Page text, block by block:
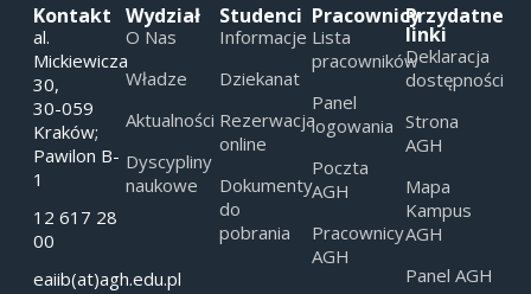
Kontakt
al.
Mickiewicza
30,
30-059
Kraków;
Pawilon B-
1
12 617 28
00
eaiib(at)agh.edu.pl
Wydział
O Nas
Władze
Aktualności
Dyscypliny
naukowe
Studenci
Informacje
Dziekanat
Rezerwacja
online
Dokumenty
do
pobrania
Pracownicy
Lista
pracowników
Panel
logowania
Poczta
AGH
Pracownicy
AGH
Przydatne
linki
Deklaracja
dostępności
Strona
AGH
Mapa
Kampus
AGH
Panel AGH